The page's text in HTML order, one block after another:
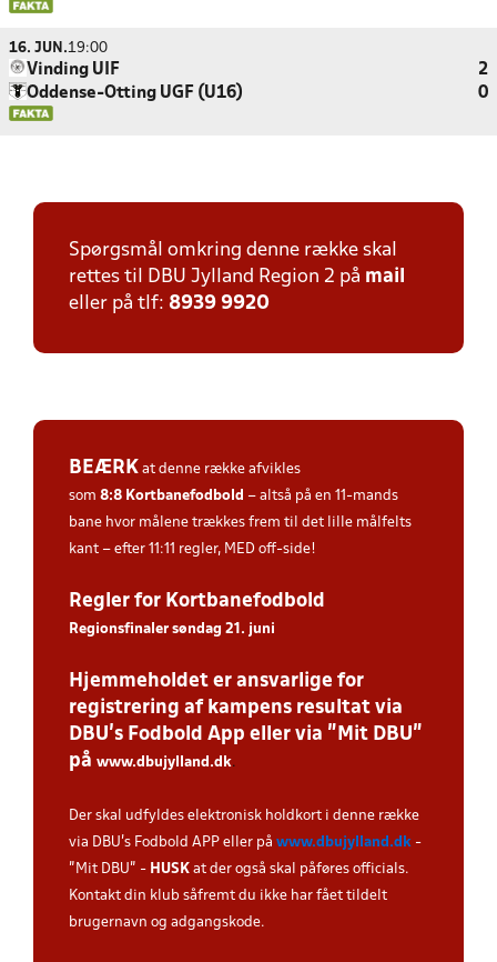
16. JUN.19:00
Vinding UIF
2
Oddense-Otting UGF (U16)
0
Spørgsmål omkring denne række skal
rettes til DBU Jylland Region 2 på mail
eller på tlf: 8939 9920
BEÆRK at denne række afvikles
som 8:8 Kortbanefodbold – altså på en 11-mands
bane hvor målene trækkes frem til det lille målfelts
kant – efter 11:11 regler, MED off-side!
Regler for Kortbanefodbold
Regionsfinaler søndag 21. juni
Hjemmeholdet er ansvarlige for
registrering af kampens resultat via
DBU’s Fodbold App eller via ”Mit DBU”
på www.dbujylland.dk.
Der skal udfyldes elektronisk holdkort i denne række
via DBU's Fodbold APP eller på www.dbujylland.dk -
"Mit DBU" - HUSK at der også skal påføres officials.
Kontakt din klub såfremt du ikke har fået tildelt
brugernavn og adgangskode.